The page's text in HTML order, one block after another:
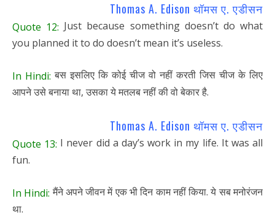
Thomas A. Edison थॉमस ए. एडीसन
Quote 12: Just because something doesn’t do what
you planned it to do doesn’t mean it’s useless.
In Hindi: बस इसलिए कि कोई चीज वो नहीं करती जिस चीज के लिए
आपने उसे बनाया था, उसका ये मतलब नहीं की वो बेकार है.
Thomas A. Edison थॉमस ए. एडीसन
Quote 13: I never did a day’s work in my life. It was all
fun.
In Hindi: मैंने अपने जीवन में एक भी दिन काम नहीं किया. ये सब मनोरंजन
था.